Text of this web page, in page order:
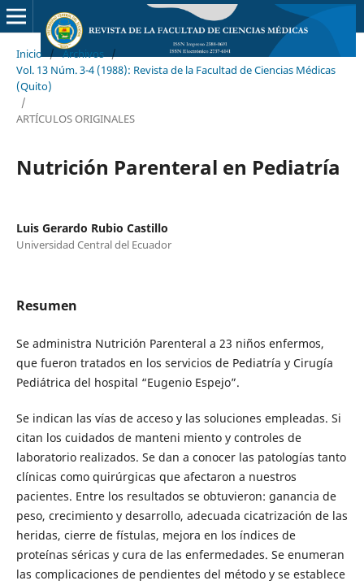
Inicio / Archivos /
Vol. 13 Núm. 3-4 (1988): Revista de la Facultad de Ciencias Médicas
(Quito)
/
ARTÍCULOS ORIGINALES
Nutrición Parenteral en Pediatría
Luis Gerardo Rubio Castillo
Universidad Central del Ecuador
Resumen
Se administra Nutrición Parenteral a 23 niños enfermos,
que fueron tratados en los servicios de Pediatría y Cirugía
Pediátrica del hospital “Eugenio Espejo”.
Se indican las vías de acceso y las soluciones empleadas. Si
citan los cuidados de manteni­ miento y controles de
laboratorio realizados. Se dan a conocer las patologías tanto
clínicas como quirúrgicas que afectaron a nuestros
pacientes. Entre los resultados se obtuvieron: ganancia de
peso, crecimiento y desarrollo, adecuada cicatrización de las
heridas, cierre de fístulas, mejora en los índices de
proteínas séricas y cura de las enfermedades. Se enumeran
las complicaciones de­ pendientes del método y se establece